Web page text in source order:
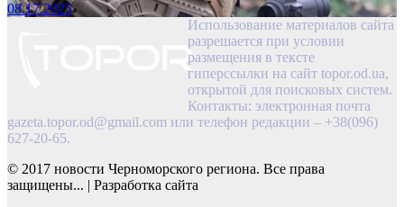
08.17.2025
Использование материалов сайта
разрешается при условии
размещения в тексте
гиперссылки на сайт topor.od.ua,
открытой для поисковых систем.
Контакты: электронная почта
gazeta.topor.od@gmail.com или телефон редакции – +38(096)
627-20-65.
© 2017 новости Черноморского региона. Все права
защищены... | Разработка сайта